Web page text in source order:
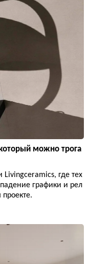
можно трога
Livingceramics, где тех
графики и рел